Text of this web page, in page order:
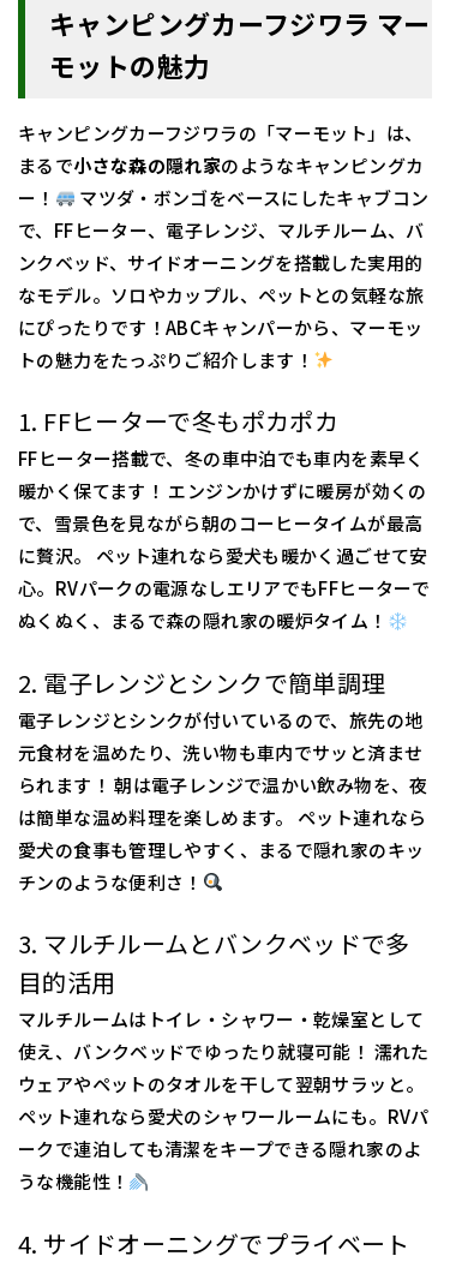
キャンピングカーフジワラ マー
モットの魅力
キャンピングカーフジワラの「マーモット」は、
まるで小さな森の隠れ家のようなキャンピングカ
ー！
マツダ・ボンゴをベースにしたキャブコン
で、FFヒーター、電子レンジ、マルチルーム、バ
ンクベッド、サイドオーニングを搭載した実用的
なモデル。ソロやカップル、ペットとの気軽な旅
にぴったりです！ABCキャンパーから、マーモッ
トの魅力をたっぷりご紹介します！
1. FFヒーターで冬もポカポカ
FFヒーター搭載で、冬の車中泊でも車内を素早く
暖かく保てます！ エンジンかけずに暖房が効くの
で、雪景色を見ながら朝のコーヒータイムが最高
に贅沢。 ペット連れなら愛犬も暖かく過ごせて安
心。RVパークの電源なしエリアでもFFヒーターで
ぬくぬく、まるで森の隠れ家の暖炉タイム！
2. 電子レンジとシンクで簡単調理
電子レンジとシンクが付いているので、旅先の地
元食材を温めたり、洗い物も車内でサッと済ませ
られます！ 朝は電子レンジで温かい飲み物を、夜
は簡単な温め料理を楽しめます。 ペット連れなら
愛犬の食事も管理しやすく、まるで隠れ家のキッ
チンのような便利さ！
3. マルチルームとバンクベッドで多
目的活用
マルチルームはトイレ・シャワー・乾燥室として
使え、バンクベッドでゆったり就寝可能！ 濡れた
ウェアやペットのタオルを干して翌朝サラッと。
ペット連れなら愛犬のシャワールームにも。RVパ
ークで連泊しても清潔をキープできる隠れ家のよ
うな機能性！
4. サイドオーニングでプライベート